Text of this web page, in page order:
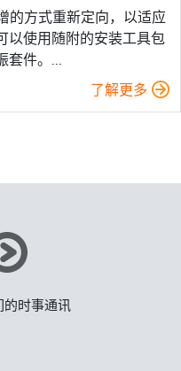
的方式重新定向，以适应
以使用随附的安装工具包
套件。…
了解更多
时事通讯